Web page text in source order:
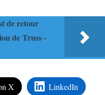
de retour
de Truss -
X LinkedIn